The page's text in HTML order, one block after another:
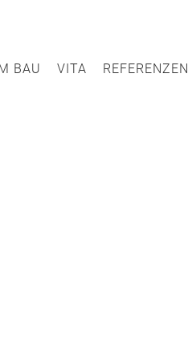
BAU VITA REFERENZEN